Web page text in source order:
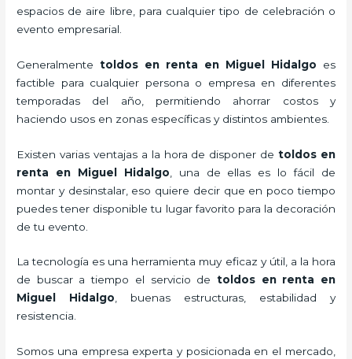
espacios de aire libre, para cualquier tipo de celebración o
evento empresarial.
Generalmentetoldos en renta en Miguel Hidalgo es
factible para cualquier persona o empresa en diferentes
temporadas del año, permitiendo ahorrar costos y
haciendo usos en zonas específicas y distintos ambientes.
Existen varias ventajas a la hora de disponer detoldos en
renta en Miguel Hidalgo , una de ellas es lo fácil de
montar y desinstalar, eso quiere decir que en poco tiempo
puedes tener disponible tu lugar favorito para la decoración
de tu evento.
La tecnología es una herramienta muy eficaz y útil, a la hora
de buscar a tiempo el servicio de toldos en renta en
Miguel Hidalgo, buenas estructuras, estabilidad y
resistencia.
Somos una empresa experta y posicionada en el mercado,